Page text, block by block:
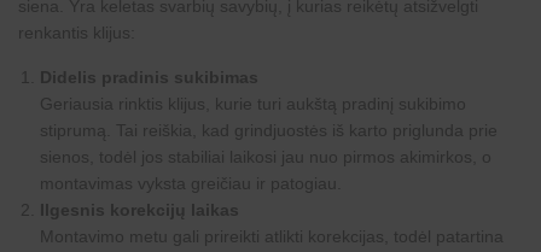
siena. Yra keletas svarbių savybių, į kurias reikėtų atsižvelgti
renkantis klijus:
Didelis pradinis sukibimas
Geriausia rinktis klijus, kurie turi aukštą pradinį sukibimo
stiprumą. Tai reiškia, kad grindjuostės iš karto priglunda prie
sienos, todėl jos stabiliai laikosi jau nuo pirmos akimirkos, o
montavimas vyksta greičiau ir patogiau.
Ilgesnis korekcijų laikas
Montavimo metu gali prireikti atlikti korekcijas, todėl patartina